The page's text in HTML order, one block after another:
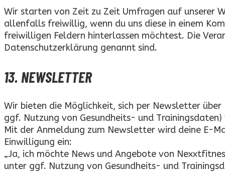
Wir starten von Zeit zu Zeit Umfragen auf unserer
allenfalls freiwillig, wenn du uns diese in einem
freiwilligen Feldern hinterlassen möchtest. Die
Datenschutzerklärung genannt sind.
13. NEWSLETTER
Wir bieten die Möglichkeit, sich per Newsletter
ggf. Nutzung von Gesundheits- und
Mit der Anmeldung zum Newsletter wird deine E-
Einwilligung ein:
„Ja, ich möchte News und Angebote von
unter ggf. Nutzung von Gesundheits- und